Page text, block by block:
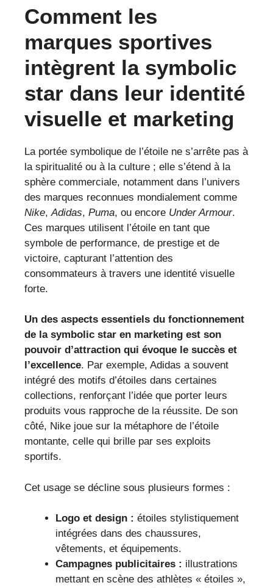
Comment les
marques sportives
intègrent la symbolic
star dans leur identité
visuelle et marketing
La portée symbolique de l’étoile ne s’arrête pas à
la spiritualité ou à la culture ; elle s’étend à la
sphère commerciale, notamment dans l’univers
des marques reconnues mondialement comme
Nike,Adidas, Puma, ou encore Under Armour.
Ces marques utilisent l’étoile en tant que
symbole de performance, de prestige et de
victoire, capturant l’attention des
consommateurs à travers une identité visuelle
forte.
Un des aspects essentiels du fonctionnement
de la symbolic star en marketing est son
pouvoir d’attraction qui évoque le succès et
l’excellence. Par exemple, Adidas a souvent
intégré des motifs d’étoiles dans certaines
collections, renforçant l’idée que porter leurs
produits vous rapproche de la réussite. De son
côté, Nike joue sur la métaphore de l’étoile
montante, celle qui brille par ses exploits
sportifs.
Cet usage se décline sous plusieurs formes :
Logo et design : étoiles stylistiquement
intégrées dans des chaussures,
vêtements, et équipements.
Campagnes publicitaires : illustrations
mettant en scène des athlètes « étoiles »,